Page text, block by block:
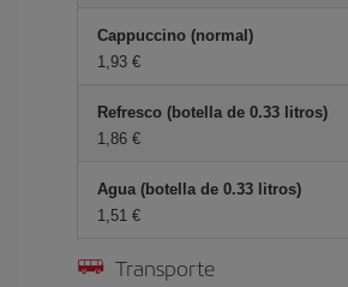
Cappuccino (normal)
1,93 €
Refresco (botella de 0.33 litros)
1,86 €
Agua (botella de 0.33 litros)
1,51 €
Transporte